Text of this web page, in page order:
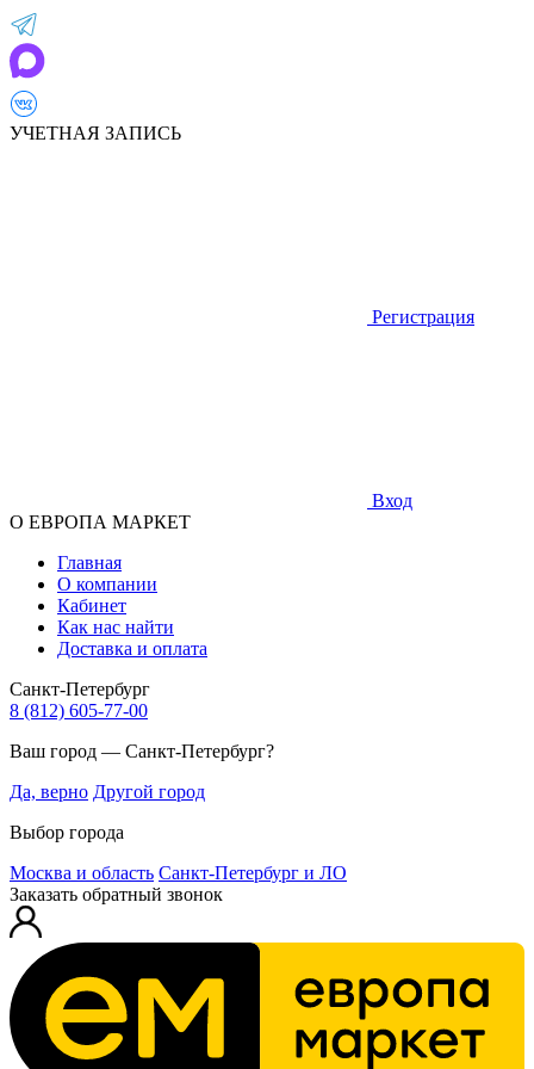
УЧЕТНАЯ ЗАПИСЬ
Регистрация
Вход
О ЕВРОПА МАРКЕТ
Главная
О компании
Кабинет
Как нас найти
Доставка и оплата
Санкт-Петербург
8 (812) 605-77-00
Ваш город — Санкт-Петербург?
Да, верно Другой город
Выбор города
Москва и область Санкт-Петербург и ЛО
Заказать обратный звонок